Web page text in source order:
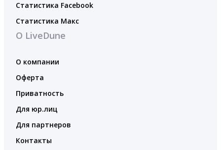
Статистика Facebook
Статистика Макс
О LiveDune
О компании
Оферта
Приватность
Для юр.лиц
Для партнеров
Контакты